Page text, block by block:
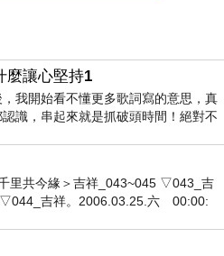
麼讓心堅持1
我開始看不懂更多歌詞寫的意思，真
識，串起來就是抓破頭時間！絕對不
里共今緣＞吉祥_043~045 ▽043_吉
吉祥。2006.03.25.六 00:00: